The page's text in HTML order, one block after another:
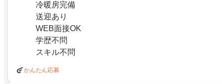
冷暖房完備
送迎あり
WEB面接OK
学歴不問
スキル不問
かんたん応募